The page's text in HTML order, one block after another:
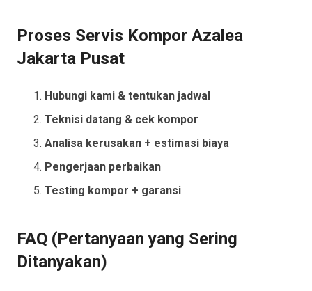
Proses Servis Kompor Azalea
Jakarta Pusat
Hubungi kami & tentukan jadwal
Teknisi datang & cek kompor
Analisa kerusakan + estimasi biaya
Pengerjaan perbaikan
Testing kompor + garansi
FAQ (Pertanyaan yang Sering
Ditanyakan)